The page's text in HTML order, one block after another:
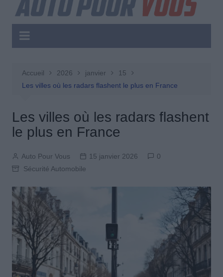
Accueil 2026 janvier
15
Les villes où les radars flashent le plus en France
Les villes où les radars flashent
le plus en France
Auto Pour Vous 15 janvier 2026
0
Sécurité Automobile